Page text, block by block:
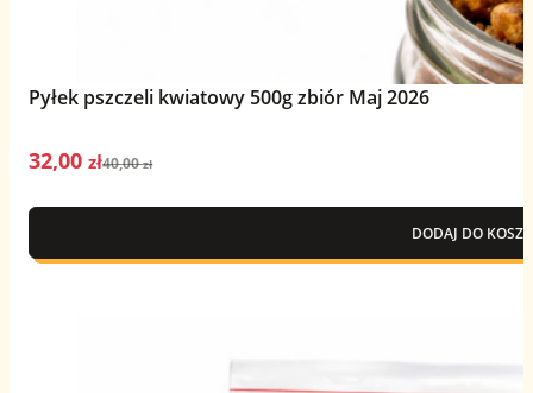
Pyłek pszczeli kwiatowy 500g zbiór Maj 2026
40,00złPierwotna
40,00 zł.
32,00zł
Aktualna
32,00 zł.
DODAJ DO